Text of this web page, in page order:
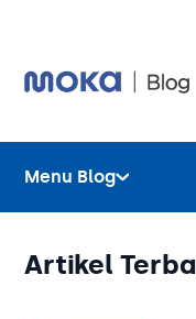
Layanan
Hardware
Menu Blog
Layanan
Artikel